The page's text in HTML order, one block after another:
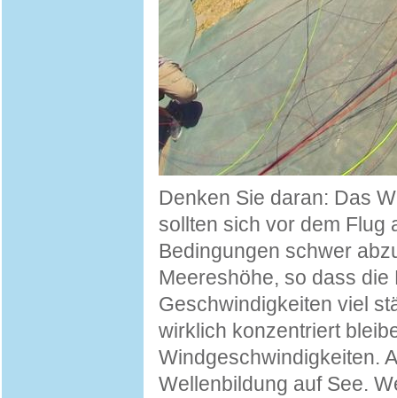
Denken Sie daran: Das
sollten sich vor dem Flug
Bedingungen schwer
Meereshöhe, so dass
Geschwindigkeiten viel
wirklich konzentriert
Windgeschwindigkeiten.
Wellenbildung auf See.